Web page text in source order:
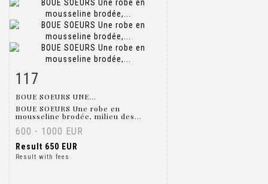
Item detail
117
BOUE SOEURS UNE...
BOUE SOEURS Une robe en
mousseline brodée, milieu des...
600 - 1000 EUR
Result 650 EUR
Result with fees